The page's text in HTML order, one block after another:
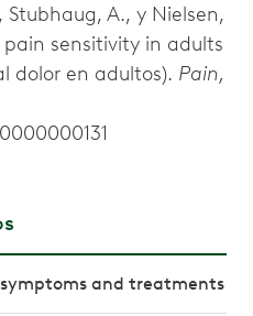
A., y Nielsen,
pain sensitivity in adults
dolor en adultos). Pain,
and treatments